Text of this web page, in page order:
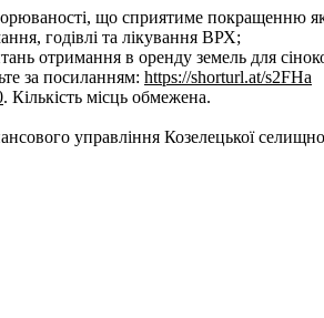
що сприятиме покращенню
годівлі та лікування ВРХ;
отримання в оренду земель для
за посиланням: https://shorturl.at/s2FHa
. Кількість місць обмежена.
управління Козелецької